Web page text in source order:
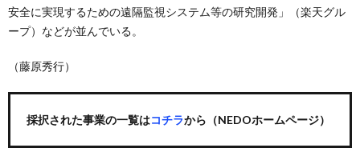
安全に実現するための遠隔監視システム等の研究開発」（楽天グル
ープ）などが並んでいる。
（藤原秀行）
採択された事業の一覧はコチラから（NEDOホームページ）